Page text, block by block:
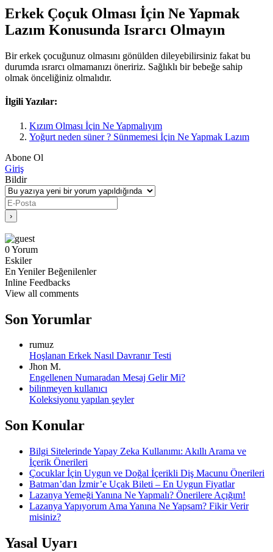
Erkek Çoçuk Olması İçin Ne Yapmak
Lazım Konusunda Israrcı Olmayın
Bir erkek çocuğunuz olmasını gönülden dileyebilirsiniz fakat bu
durumda ısrarcı olmamanızı öneririz. Sağlıklı bir bebeğe sahip
olmak önceliğiniz olmalıdır.
İlgili Yazılar:
Kızım Olması İçin Ne Yapmalıyım
Yoğurt neden süner ? Sünmemesi İçin Ne Yapmak Lazım
Abone Ol
Giriş
Bildir
0Yorum
Eskiler
En Yeniler Beğenilenler
Inline Feedbacks
View all comments
Son Yorumlar
rumuz
Hoşlanan Erkek Nasıl Davranır Testi
Jhon M.
Engellenen Numaradan Mesaj Gelir Mi?
bilinmeyen kullanıcı
Koleksiyonu yapılan şeyler
Son Konular
Bilgi Sitelerinde Yapay Zeka Kullanımı: Akıllı Arama ve
İçerik Önerileri
Çocuklar İçin Uygun ve Doğal İçerikli Diş Macunu Önerileri
Batman’dan İzmir’e Uçak Bileti – En Uygun Fiyatlar
Lazanya Yemeği Yanına Ne Yapmalı? Önerilere Açığım!
Lazanya Yapıyorum Ama Yanına Ne Yapsam? Fikir Verir
misiniz?
Yasal Uyarı